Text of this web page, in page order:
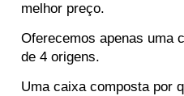
melhor preço.
Oferecemos apenas uma
de 4 origens.
Uma caixa composta por